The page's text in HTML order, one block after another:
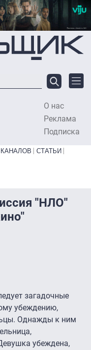
О нас
Реклама
Подписка
СТАТЬИ
"НЛО"
загадочные
убеждению,
Однажды к ним
убеждена,